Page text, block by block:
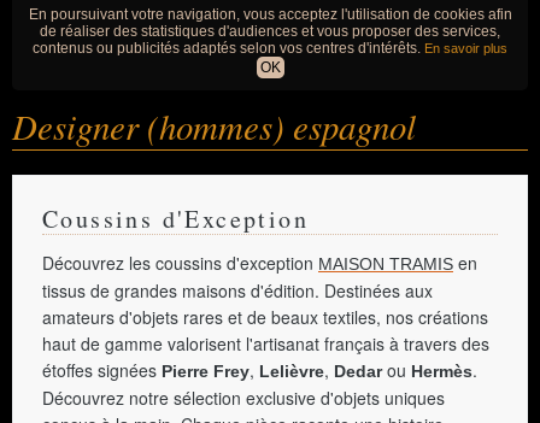
En poursuivant votre navigation, vous acceptez l'utilisation de cookies afin
de réaliser des statistiques d'audiences et vous proposer des services,
contenus ou publicités adaptés selon vos centres d'intérêts. En savoir plus
OK
Designer (hommes) espagnol
Coussins d'Exception
Découvrez les coussins d'exception MAISON TRAMIS en
tissus de grandes maisons d'édition. Destinées aux
amateurs d'objets rares et de beaux textiles, nos créations
haut de gamme valorisent l'artisanat français à travers des
étoffes signées Pierre Frey, Lelièvre, Dedarou Hermès.
Découvrez notre sélection exclusive d'objets uniques